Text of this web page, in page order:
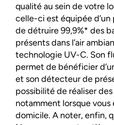
qualité au sein de votre
celle-ci est équipée
de détruire 99,9%* des
présents dans l’air
technologie UV-C. Son
permet de bénéficier
et son détecteur de
possibilité de réaliser
notamment lorsque
domicile. A noter, enfin,